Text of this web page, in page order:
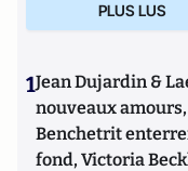
PLUS LUS
1Jean Dujardin &
nouveaux
Benchetrit
fond, Victoria